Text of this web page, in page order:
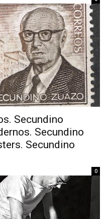
Secundino
Secundino
Secundino
0